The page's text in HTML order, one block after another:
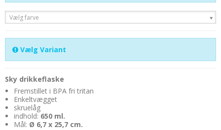
Vælg farve
Vælg Variant
Sky drikkeflaske
Fremstillet i BPA fri tritan
Enkeltvægget
skruelåg
indhold: 650 ml.
Mål: Ø 6,7 x 25,7 cm.